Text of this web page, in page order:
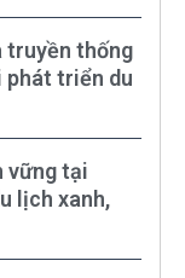
truyền thống
phát triển du
vững tại
lịch xanh,